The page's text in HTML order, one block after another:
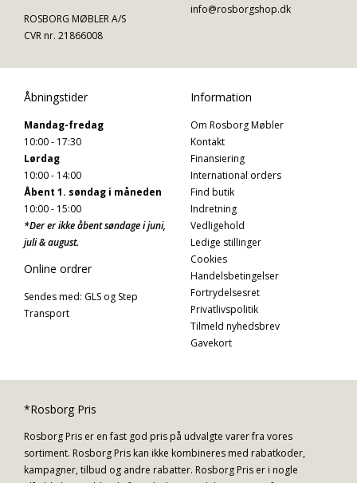
ROSBORG MØBLER A/S
CVR nr. 21866008
info@rosborgshop.dk
Åbningstider
Mandag-fredag
10:00 - 17:30
Lørdag
10:00 - 14:00
Åbent 1. søndag i måneden
10:00 - 15:00
*Der er ikke åbent søndage i juni,
juli & august.
Online ordrer
Sendes med: GLS og Step
Transport
Information
Om Rosborg Møbler
Kontakt
Finansiering
International orders
Find butik
Indretning
Vedligehold
Ledige stillinger
Cookies
Handelsbetingelser
Fortrydelsesret
Privatlivspolitik
Tilmeld nyhedsbrev
Gavekort
*Rosborg Pris
Rosborg Pris er en fast god pris på udvalgte varer fra vores
sortiment. Rosborg Pris kan ikke kombineres med rabatkoder,
kampagner, tilbud og andre rabatter. Rosborg Pris er i nogle